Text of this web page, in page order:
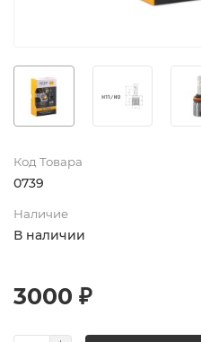
Код Товара
0739
Наличие
В наличии
3000 ₽